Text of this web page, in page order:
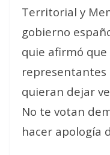
Territorial y
gobierno
quie afirmó que
representantes
quieran dejar
No te votan
hacer apología